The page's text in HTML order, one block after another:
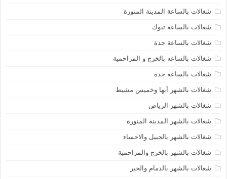
شغالات بالساعة المدينة المنورة
شغالات بالساعة تبوك
شغالات بالساعة جدة
شغالات بالساعه بالخرج و المزاحمية
شغالات بالساعه جده
شغالات بالشهر أبها وخميس مشيط
شغالات بالشهر الرياض
شغالات بالشهر المدينة المنورة
شغالات بالشهر بالجبيل والاحساء
شغالات بالشهر بالخرج والمزاحمية
شغالات بالشهر بالدمام والخبر